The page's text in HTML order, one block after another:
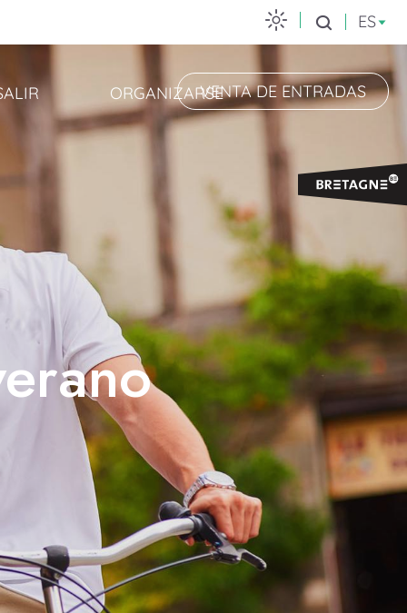
Buscar
ES
VENTA DE ENTRADAS
ORGANIZARSE